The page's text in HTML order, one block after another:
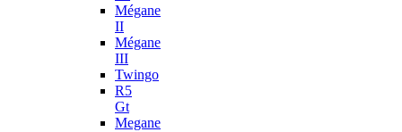
Mégane
II
Mégane
III
Twingo
R5
Gt
Megane